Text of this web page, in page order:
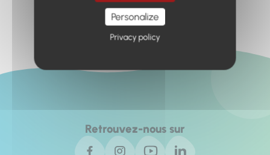
Retrouvez-nous sur
Personalize
Privacy policy